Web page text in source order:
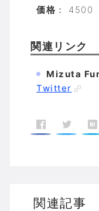
価格 ： 4500
関連リンク
Mizuta
Twitter
関連記事